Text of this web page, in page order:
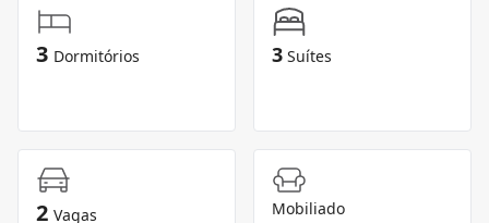
3 Dormitórios 3 Suítes
2 Vagas Mobiliado